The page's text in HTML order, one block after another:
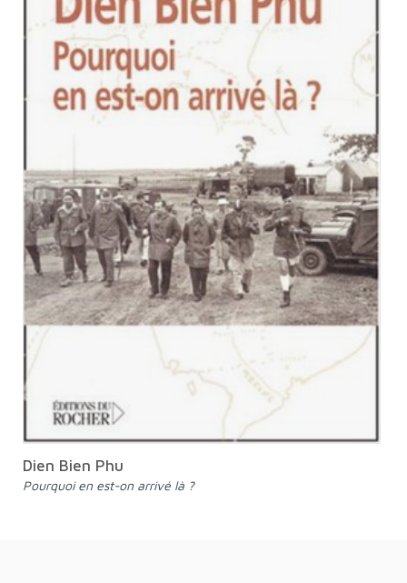
Dien Bien Phu
Pourquoi en est-on arrivé là ?